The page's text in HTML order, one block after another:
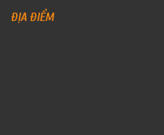
ĐỊA ĐIỂM